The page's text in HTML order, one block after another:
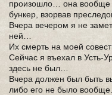
произошло… она вообще
бункер, взорвав
Вчера вечером я не
ней…
Их смерть на моей
Сейчас я въехал в Усть-
здесь не был…
Вчера должен был быть
либо его не было